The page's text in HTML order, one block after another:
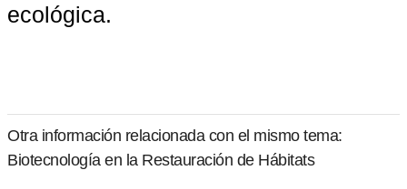
ecológica.
Otra información relacionada con el mismo tema:
Biotecnología en la Restauración de Hábitats